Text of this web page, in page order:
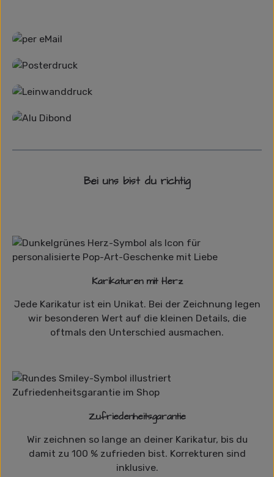
Bei uns bist du richtig
Karikaturen mit Herz
Jede Karikatur ist ein Unikat. Bei der Zeichnung legen
wir besonderen Wert auf die kleinen Details, die
oftmals den Unterschied ausmachen.
Zufriedenheitsgarantie
Wir zeichnen so lange an deiner Karikatur, bis du
damit zu 100 % zufrieden bist. Korrekturen sind
inklusive.